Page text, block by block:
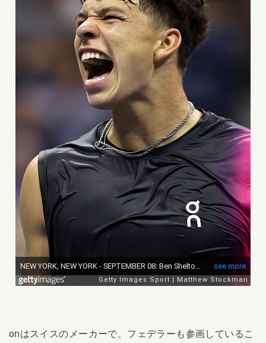
onはスイスのメーカーで、フェデラーも参画しているこ